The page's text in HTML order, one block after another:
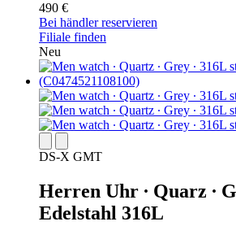
490 €
Bei händler reservieren
Filiale finden
Neu
DS-X GMT
Herren Uhr ∙ Quarz ∙
Edelstahl 316L